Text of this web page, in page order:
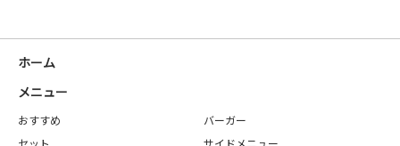
ホーム
メニュー
おすすめ
バーガー